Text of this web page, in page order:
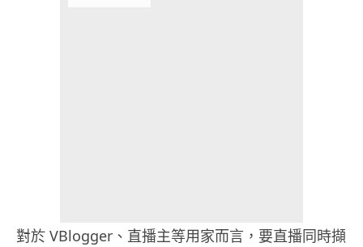
對於 VBlogger、直播主等用家而言，要直播同時擷